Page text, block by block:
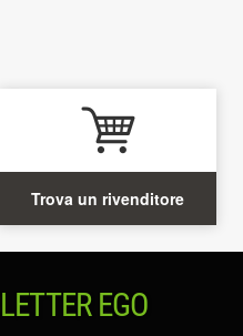
Trova un rivenditore
EGO